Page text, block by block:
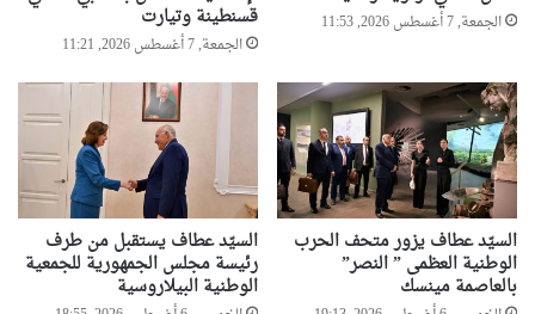
م
ن
ت
م
د
ر
س
ت
ل
ا
م
الجمعة, 7 أغسطس 2026, 11:53 قسنطينة وتيارت
الجمعة, 7 أغسطس 2026, 11:21
السيّد عطاف يزور متحف الحرب
الوطنية العظمى ” النصر”
بالعاصمة مينسك
السيّد عطاف يستقبل من طرف
رئيسة مجلس الجمهورية للجمعية
الوطنية البيلاروسية